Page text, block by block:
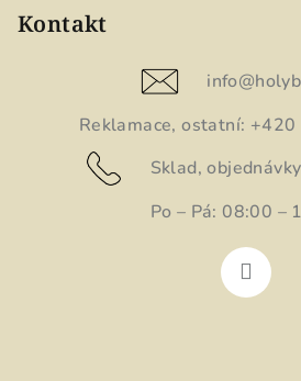
Kontakt
info@
Reklamace, ostatní:
Sklad,
Po – Pá: 08:00 –